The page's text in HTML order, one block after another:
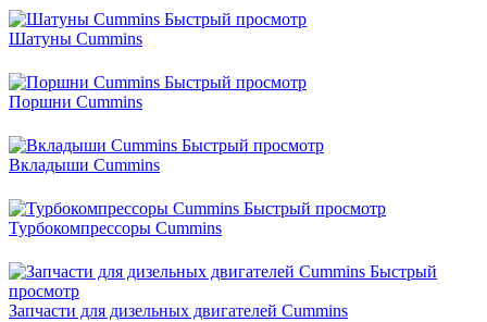
Быстрый просмотр
Шатуны Cummins
Быстрый просмотр
Поршни Cummins
Быстрый просмотр
Вкладыши Cummins
Быстрый просмотр
Турбокомпрессоры Cummins
Быстрый
просмотр
Запчасти для дизельных двигателей Cummins